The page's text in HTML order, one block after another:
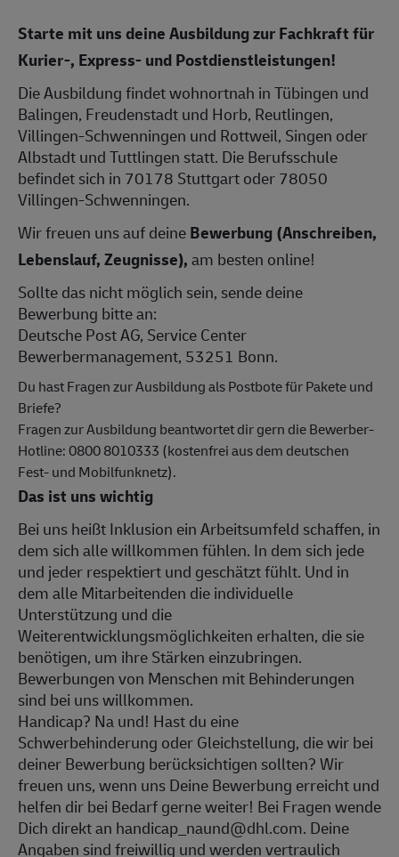
Starte mit uns deine Ausbildung zur Fachkraft für
Kurier-, Express- und Postdienstleistungen!
Die Ausbildung findet wohnortnah in Tübingen und
Balingen, Freudenstadt und Horb, Reutlingen,
Villingen-Schwenningen und Rottweil, Singen oder
Albstadt und Tuttlingen statt. Die Berufsschule
befindet sich in 70178 Stuttgart oder 78050
Villingen-Schwenningen.
Wir freuen uns auf deineBewerbung (Anschreiben,
Lebenslauf, Zeugnisse),am besten online!
Sollte das nicht möglich sein, sende deine
Bewerbung bitte an:
Deutsche Post AG, Service Center
Bewerbermanagement, 53251 Bonn.
Du hast Fragen zur Ausbildung als Postbote für Pakete und
Briefe?
Fragen zur Ausbildung beantwortet dir gern die Bewerber-
Hotline: 0800 8010333 (kostenfrei aus dem deutschen
Fest- und Mobilfunknetz).
Das ist uns wichtig
Bei uns heißt Inklusion ein Arbeitsumfeld schaffen, in
dem sich alle willkommen fühlen. In dem sich jede
und jeder respektiert und geschätzt fühlt. Und in
dem alle Mitarbeitenden die individuelle
Unterstützung und die
Weiterentwicklungsmöglichkeiten erhalten, die sie
benötigen, um ihre Stärken einzubringen.
Bewerbungen von Menschen mit Behinderungen
sind bei uns willkommen.
Handicap? Na und! Hast du eine
Schwerbehinderung oder Gleichstellung, die wir bei
deiner Bewerbung berücksichtigen sollten? Wir
freuen uns, wenn uns Deine Bewerbung erreicht und
helfen dir bei Bedarf gerne weiter! Bei Fragen wende
Dich direkt an handicap_naund@dhl.com. Deine
Angaben sind freiwillig und werden vertraulich